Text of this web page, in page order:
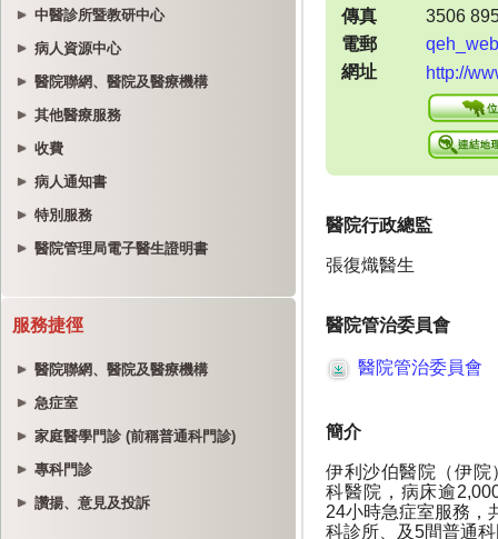
中醫診所暨教研中心
病人資源中心
醫院聯網、醫院及醫療機構
其他醫療服務
收費
病人通知書
特別服務
醫院管理局電子醫生證明書
服務捷徑
醫院聯網、醫院及醫療機構
急症室
家庭醫學門診 (前稱普通科門診)
專科門診
讚揚、意見及投訴